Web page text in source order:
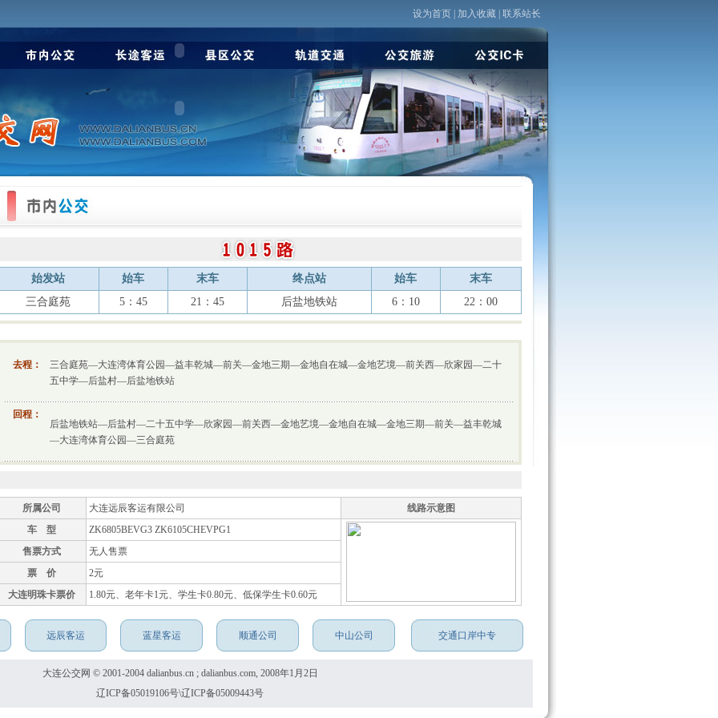
设为首页| 加入收藏| 联系站长
始发站 始车 末车 终点站 始车
末车
三合庭苑
5：45 21：45 后盐地铁站 6：10 22：00
去程：
三合庭苑—大连湾体育公园—益丰乾城—前关—金地三期—金地自在城—金地艺境—前关西—欣家园—二十
五中学—后盐村—后盐地铁站
回程：
后盐地铁站—后盐村—二十五中学—欣家园—前关西—金地艺境—金地自在城—金地三期—前关—益丰乾城
—大连湾体育公园—三合庭苑
所属公司 大连远辰客运有限公司
线路示意图
车 型
ZK6805BEVG3 ZK6105CHEVPG1
售票方式
无人售票
票 价
2元
大连明珠卡票价
1.80元、老年卡1元、学生卡0.80元、低保学生卡0.60元
远辰客运 蓝星客运 顺通公司 中山公司 交通口岸中专
大连公交网 © 2001-2004 dalianbus.cn ; dalianbus.com, 2008年1月2日
辽ICP备05019106号\辽ICP备05009443号